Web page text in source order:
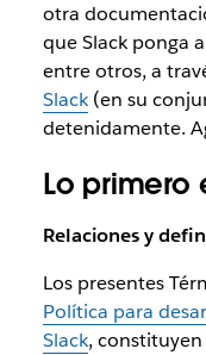
otra
que Slack ponga
entre otros, a
Slack(en su
detenidamente.
Lo primero
Relaciones y
Los presentes
Política para
Slack, constituyen